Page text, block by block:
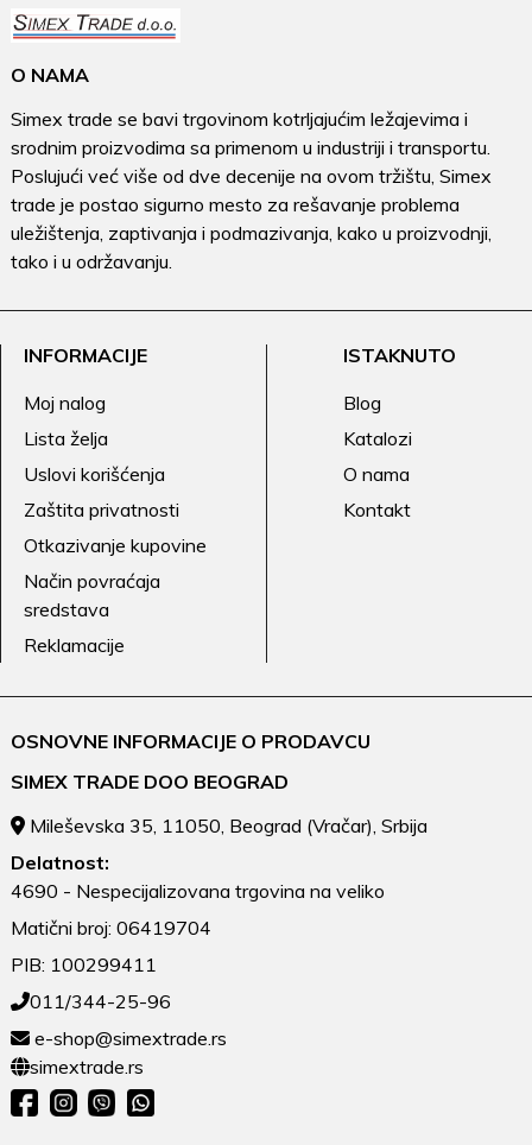
O NAMA
Simex trade se bavi trgovinom kotrljajućim ležajevima i
srodnim proizvodima sa primenom u industriji i transportu.
Poslujući već više od dve decenije na ovom tržištu, Simex
trade je postao sigurno mesto za rešavanje problema
uležištenja, zaptivanja i podmazivanja, kako u proizvodnji,
tako i u održavanju.
INFORMACIJE
Moj nalog
Lista želja
Uslovi korišćenja
Zaštita privatnosti
Otkazivanje kupovine
Način povraćaja
sredstava
Reklamacije
ISTAKNUTO
Blog
Katalozi
O nama
Kontakt
OSNOVNE INFORMACIJE O PRODAVCU
SIMEX TRADE DOO BEOGRAD
Mileševska 35, 11050, Beograd (Vračar), Srbija
Delatnost:
4690 - Nespecijalizovana trgovina na veliko
Matični broj: 06419704
PIB: 100299411
011/344-25-96
e-shop@simextrade.rs
simextrade.rs